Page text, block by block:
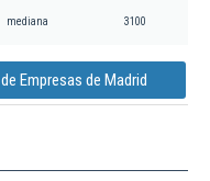
mediana 3100
Empresas de Madrid